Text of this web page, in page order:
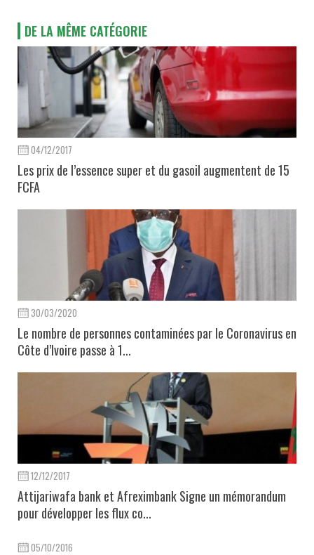
DE LA MÊME CATÉGORIE
04/12/2017
Les prix de l’essence super et du gasoil augmentent de 15
FCFA
30/03/2020
Le nombre de personnes contaminées par le Coronavirus en
Côte d’Ivoire passe à 1...
12/12/2017
Attijariwafa bank et Afreximbank Signe un mémorandum
pour développer les flux co...
05/10/2016